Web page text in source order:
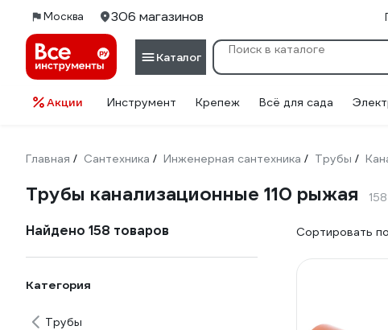
Москва 306 магазинов
Каталог
Акции Инструмент Крепеж Всё для сада
Главная / Сантехника / Инженерная сантехника / Трубы /
Трубы канализационные 110 рыжая
Найдено 158 товаров
Категория
Трубы
Сортировать